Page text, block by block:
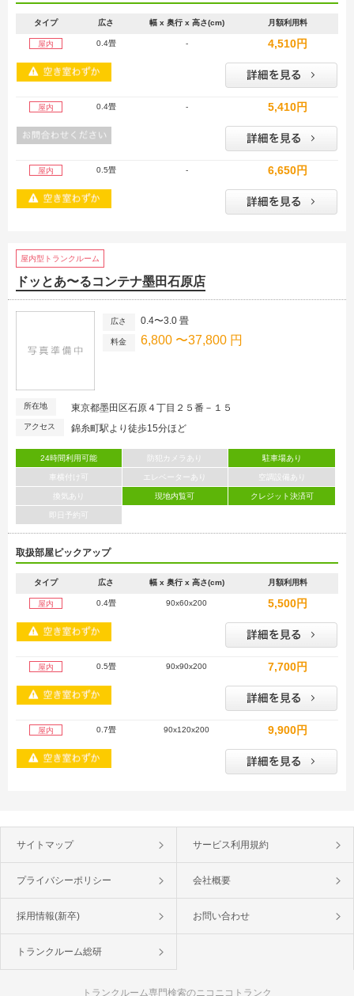
タイプ 広さ 幅 x 奥行 x 高さ(cm) 月額利用料
屋内 0.4畳 - 4,510円
屋内 0.4畳 - 5,410円
屋内 0.5畳 - 6,650円
屋内型トランクルーム
ドッとあ〜るコンテナ墨田石原店
広さ 0.4〜3.0 畳
料金 6,800 〜37,800 円
所在地 東京都墨田区石原４丁目２５番－１５
アクセス 錦糸町駅より徒歩15分ほど
24時間利用可能 防犯カメラあり 駐車場あり
車横付け可 エレベーターあり 空調設備あり
換気あり 現地内覧可 クレジット決済可
即日予約可
取扱部屋ピックアップ
タイプ 広さ 幅 x 奥行 x 高さ(cm) 月額利用料
屋内 0.4畳 90x60x200 5,500円
屋内 0.5畳 90x90x200 7,700円
屋内 0.7畳 90x120x200 9,900円
サイトマップ サービス利用規約
プライバシーポリシー 会社概要
採用情報(新卒) お問い合わせ
トランクルーム総研
トランクルーム専門検索のニコニコトランク